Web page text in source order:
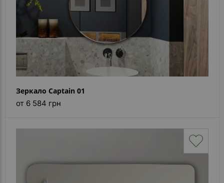
Зеркало Captain 01
от 6 584 грн